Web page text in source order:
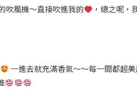
吹風機～直接吹進我的
，總之呢，
一進去就充滿香氣～～每一間都超